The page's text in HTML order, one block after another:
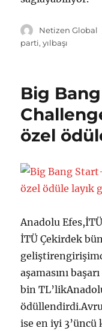
Y
a
Netizen Global
parti,yılbaşı
Big
özel
Anadolu
İTÜ Çekirdek
aşamasını
bin
ise en iyi